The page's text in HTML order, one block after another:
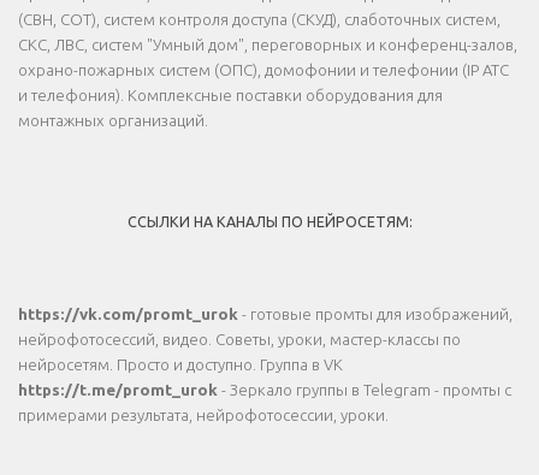
(СВН, СОТ), систем контроля доступа (СКУД), слаботочных систем,
СКС, ЛВС, систем "Умный дом", переговорных и конференц-залов,
охрано-пожарных систем (ОПС), домофонии и телефонии (IP АТС
и телефония). Комплексные поставки оборудования для
монтажных организаций.
ССЫЛКИ НА КАНАЛЫ ПО НЕЙРОСЕТЯМ:
https://vk.com/promt_urok - готовые промты для изображений,
нейрофотосессий, видео. Советы, уроки, мастер-классы по
нейросетям. Просто и доступно. Группа в VK
https://t.me/promt_urok - Зеркало группы в Telegram - промты с
примерами результата, нейрофотосессии, уроки.